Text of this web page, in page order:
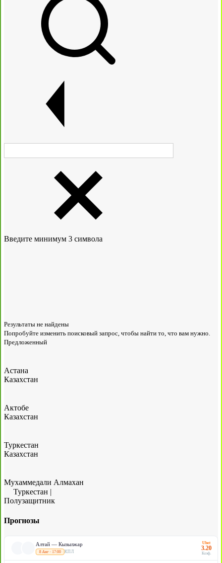
Введите минимум 3 символа
Результаты не найдены
Попробуйте изменить поисковый запрос, чтобы найти то, что вам нужно.
Предложенный
Астана
Казахстан
Актобе
Казахстан
Туркестан
Казахстан
Мухаммедали Алмахан
Туркестан |
Полузащитник
Прогнозы
Алтай — Кызылжар
8 Авг · 17:00 КПЛ
Ubet
3.20
Коэф.